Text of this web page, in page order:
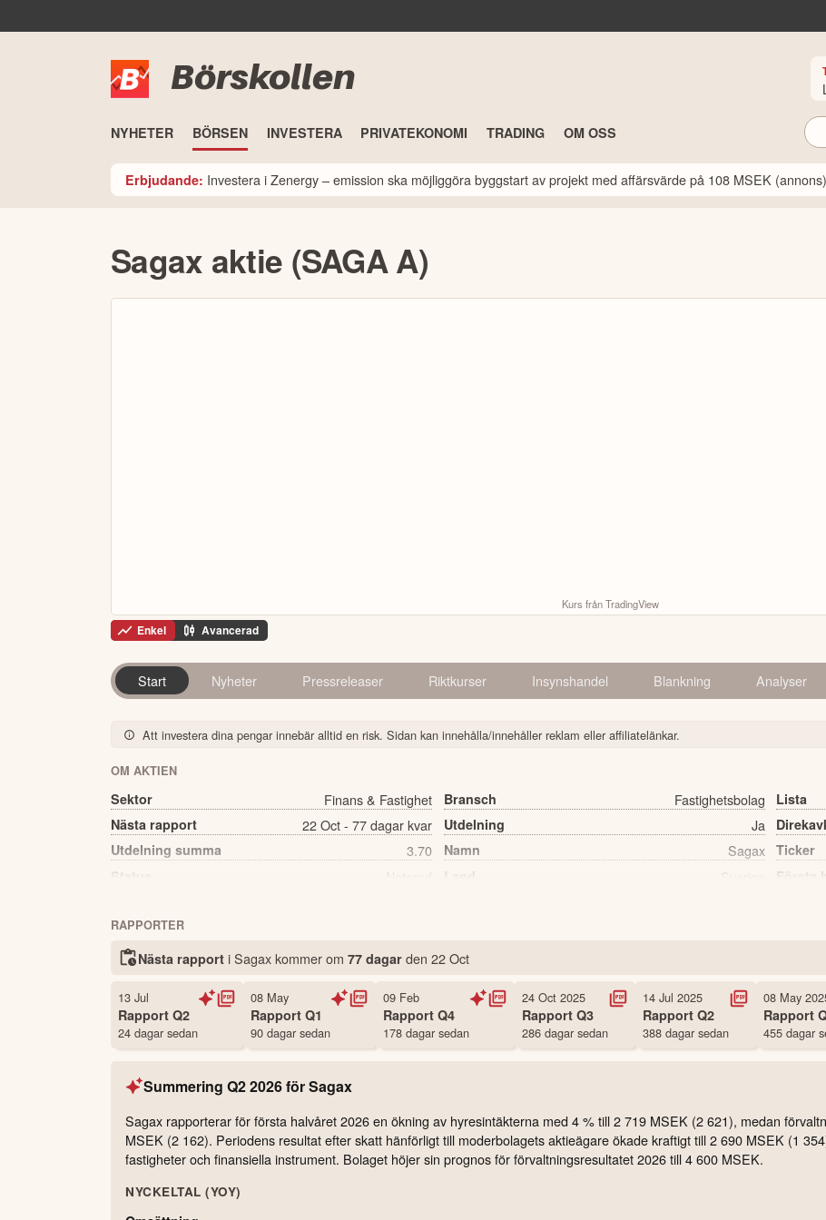
Börskollen
NYHETER BÖRSEN INVESTERA PRIVATEKONOMI TRADING OM OSS
Erbjudande: Investera i Zenergy – emission ska möjliggöra byggstart av projekt med affärsvärde på 108 MSEK (annons)
Sagax aktie (SAGA A)
Kurs från TradingView
Enkel Avancerad
Start Nyheter Pressreleaser Riktkurser Insynshandel Blankning Analyser
Att investera dina pengar innebär alltid en risk. Sidan kan innehålla/innehåller reklam eller affiliatelänkar.
OM AKTIEN
Sektor Finans & Fastighet Bransch Fastighetsbolag Lista
Nästa rapport 22 Oct - 77 dagar kvar Utdelning Ja
Utdelning summa 3.70 Namn Sagax Ticker
Status Noterad Land Första
Källa:Börsdata
RAPPORTER
Nästa rapport i Sagax kommerom 77 dagar den 22 Oct
13 Jul
Rapport Q2
24 dagar sedan
08 May
Rapport Q1
90 dagar sedan
09 Feb
Rapport Q4
178 dagar sedan
24 Oct 2025
Rapport Q3
286 dagar sedan
14 Jul 2025
Rapport Q2
388 dagar sedan
08 May
Rapport
455 dagar
Summering Q2 2026förSagax
Sagax rapporterar för första halvåret 2026 en ökning av hyresintäkterna med 4 % till 2 719 MSEK (2 621), medan
MSEK (2 162). Periodens resultat efter skatt hänförligt till moderbolagets aktieägare ökade kraftigt till 2 690 MSEK (1
fastigheter och finansiella instrument. Bolaget höjer sin prognos för förvaltningsresultatet 2026 till 4 600 MSEK.
NYCKELTAL (YOY)